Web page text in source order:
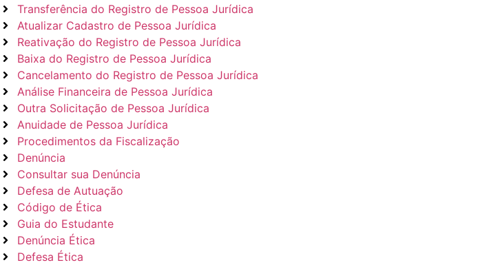
Transferência do Registro de Pessoa Jurídica
Atualizar Cadastro de Pessoa Jurídica
Reativação do Registro de Pessoa Jurídica
Baixa do Registro de Pessoa Jurídica
Cancelamento do Registro de Pessoa Jurídica
Análise Financeira de Pessoa Jurídica
Outra Solicitação de Pessoa Jurídica
Anuidade de Pessoa Jurídica
Procedimentos da Fiscalização
Denúncia
Consultar sua Denúncia
Defesa de Autuação
Código de Ética
Guia do Estudante
Denúncia Ética
Defesa Ética